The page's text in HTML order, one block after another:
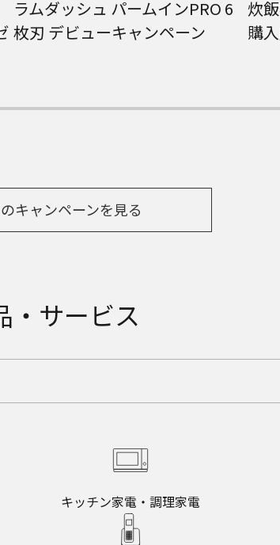
ラムダッシュ パームインPRO 6
枚刃 デビューキャンペーン
炊
購
キャンペーンを見る
・サービス
キッチン家電・調理家電